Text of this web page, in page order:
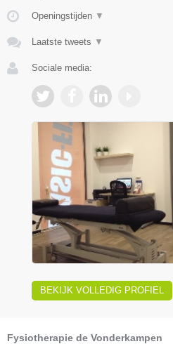
Openingstijden ▼
Laatste tweets ▼
Sociale media:
BEKIJK VOLLEDIG PROFIEL
Fysiotherapie de Vonderkampen